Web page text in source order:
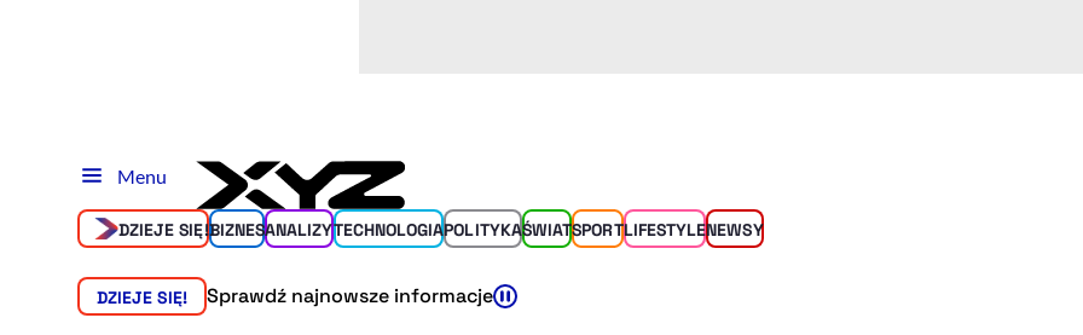
Menu
DZIEJE SIĘ!BIZNESANALIZYTECHNOLOGIAPOLITYKAŚWIATSPORTLIFESTYLENEWSY
DZIEJE SIĘ! Sprawdź najnowsze informacje